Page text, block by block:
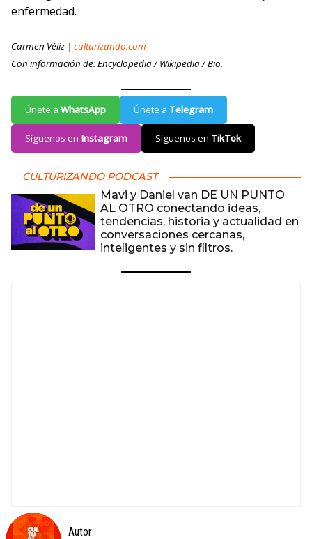
enfermedad.
Carmen Véliz | culturizando.com
Con información de: Encyclopedia / Wikipedia / Bio.
Únete a WhatsApp Únete a Telegram
Síguenos en Instagram Síguenos en TikTok
CULTURIZANDO PODCAST
Mavi y Daniel van DE UN PUNTO
AL OTRO conectando ideas,
tendencias, historia y actualidad en
conversaciones cercanas,
inteligentes y sin filtros.
Autor: